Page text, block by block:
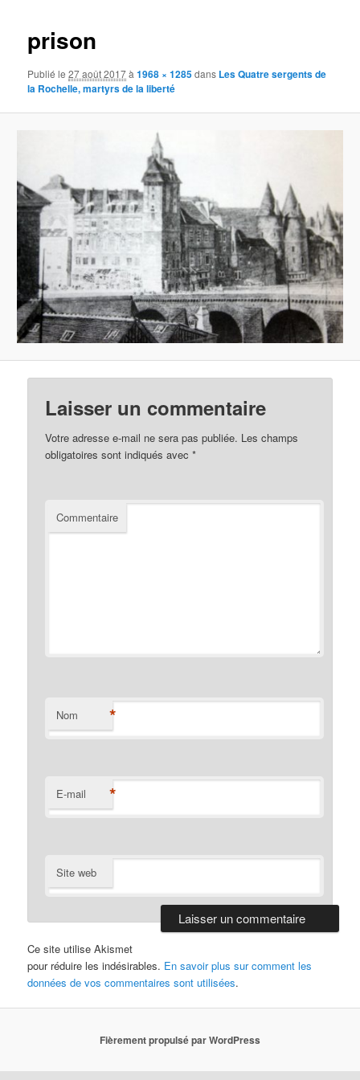
prison
Publié le27 août 2017à1968 × 1285dans Les Quatre sergents de
la Rochelle, martyrs de la liberté
Laisser un commentaire
Votre adresse e-mail ne sera pas publiée. Les champs
obligatoires sont indiqués avec*
Commentaire
Nom *
E-mail *
Site web
Ce site utilise Akismet
pour réduire les indésirables. En savoir plus sur comment les
données de vos commentaires sont utilisées.
Fièrement propulsé par WordPress